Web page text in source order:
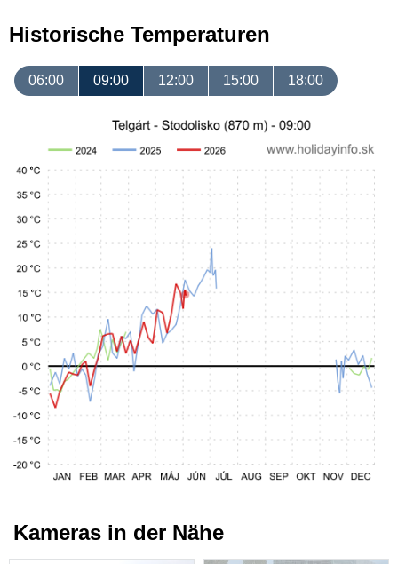
Historische Temperaturen
06:00 09:00 12:00 15:00 18:00
Kameras in der Nähe